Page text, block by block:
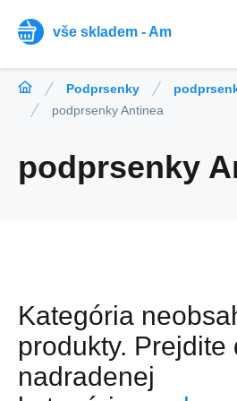
vše skladem - Am
Podprsenky
podprsenky Antinea
podprsenky
Kategória
produkty. Prejdite
nadradenej